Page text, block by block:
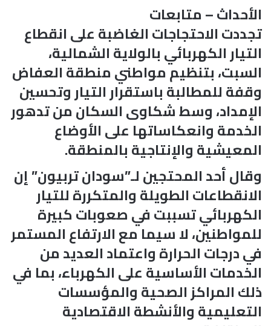
الأحداث – متابعات
تجددت الاحتجاجات الغاضبة على انقطاع
التيار الكهربائي بالولاية الشمالية،
السبت، بتنظيم مواطني منطقة العفاض
وقفة للمطالبة باستقرار التيار وتحسين
الإمداد، وسط شكاوى السكان من تدهور
الخدمة وانعكاساتها على الأوضاع
المعيشية والإنتاجية بالمنطقة.
وقال أحد المحتجين لـ”سودان تربيون” إن
الانقطاعات الطويلة والمتكررة للتيار
الكهربائي تسببت في صعوبات كبيرة
للمواطنين، لا سيما مع الارتفاع المستمر
في درجات الحرارة واعتماد العديد من
الخدمات الأساسية على الكهرباء، بما في
ذلك المراكز الصحية والمؤسسات
التعليمية والأنشطة الاقتصادية